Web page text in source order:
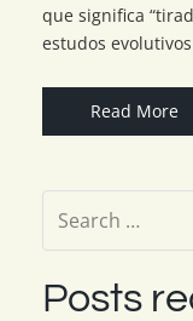
que significa
estudos evolutivos
Read More
Posts